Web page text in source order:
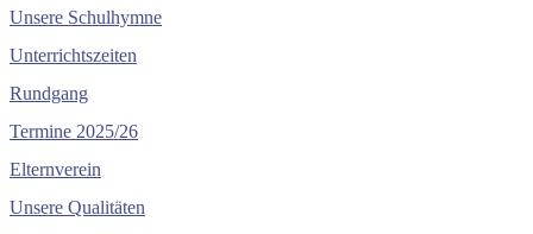
Unsere Schulhymne
Unterrichtszeiten
Rundgang
Termine 2025/26
Elternverein
Unsere Qualitäten